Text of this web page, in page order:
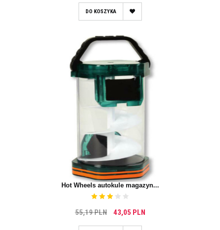
DO KOSZYKA
Hot Wheels autokule magazyn...
55,19 PLN 43,05 PLN